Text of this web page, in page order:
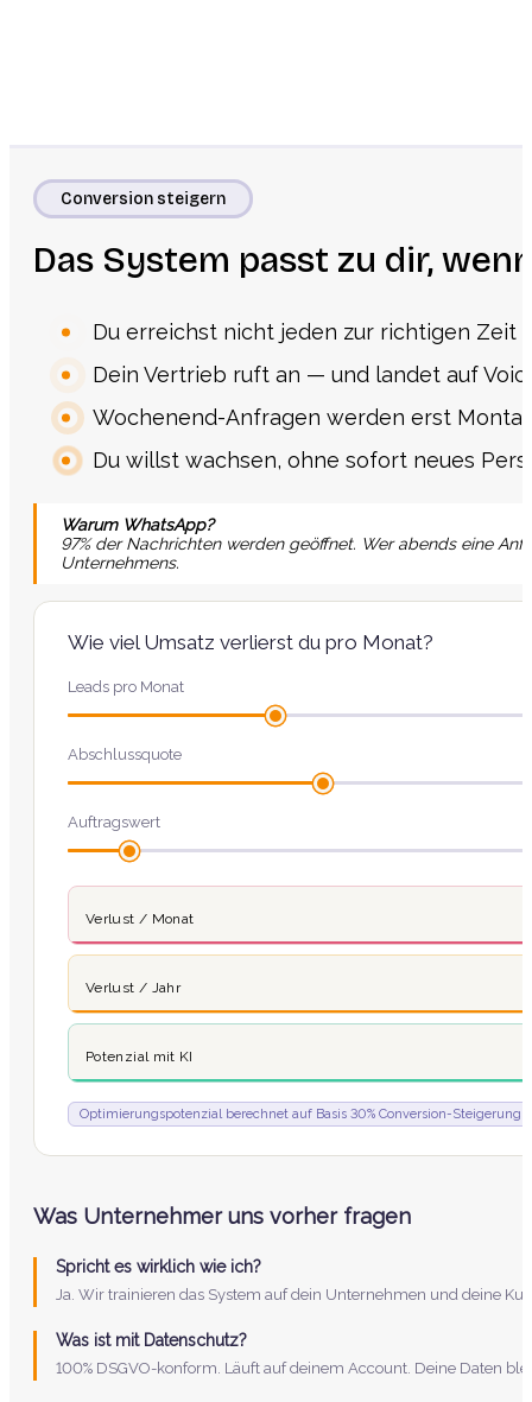
Conversion steigern
Das System passt zu dir,
Du erreichst nicht jeden zur richtigen Zeit
Dein Vertrieb ruft an — und landet auf
Wochenend-Anfragen werden erst
Du willst wachsen, ohne sofort neues
Warum WhatsApp?
97% der Nachrichten werden geöffnet. Wer abends eine
Unternehmens.
Wie viel Umsatz verlierst du pro Monat?
Leads pro Monat
Abschlussquote
Auftragswert
Verlust / Monat
Verlust / Jahr
Potenzial mit KI
Optimierungspotenzial berechnet auf Basis 30% Conversion-Steigerung
Was Unternehmer uns vorher fragen
Spricht es wirklich wie ich?
Ja. Wir trainieren das System auf dein Unternehmen und deine
Was ist mit Datenschutz?
100% DSGVO-konform. Läuft auf deinem Account. Deine Daten